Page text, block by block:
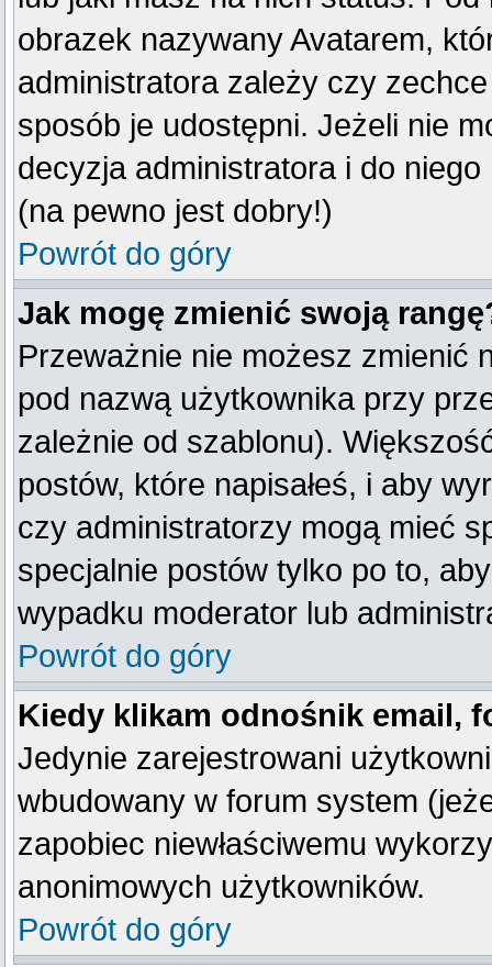
obrazek nazywany Avatarem,
administratora zależy czy
sposób je udostępni. Jeżeli nie
decyzja administratora i do
(na pewno jest dobry!)
Powrót do góry
Jak mogę zmienić swoją
Przeważnie nie możesz zmienić
pod nazwą użytkownika przy
zależnie od szablonu).
postów, które napisałeś, i aby
czy administratorzy mogą mieć
specjalnie postów tylko po to,
wypadku moderator lub
Powrót do góry
Kiedy klikam odnośnik email,
Jedynie zarejestrowani
wbudowany w forum system
zapobiec niewłaściwemu
anonimowych użytkowników.
Powrót do góry